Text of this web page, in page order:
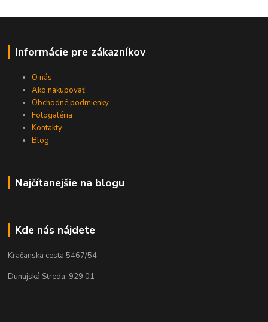
Informácie pre zákazníkov
O nás
Ako nakupovať
Obchodné podmienky
Fotogaléria
Kontakty
Blog
Najčítanejšie na blogu
Kde nás nájdete
Kračanská cesta 5467/54
Dunajská Streda, 929 01